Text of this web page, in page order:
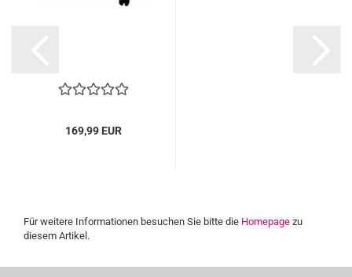
169,99 EUR
Für weitere Informationen besuchen Sie bitte die Homepage zu
diesem Artikel.